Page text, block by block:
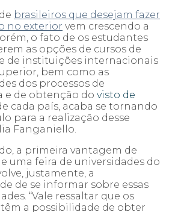
brasileiros que desejam fazer
no exterior vem crescendo a
o fato de os estudantes
as opções de cursos de
de instituições internacionais
bem como as
dos processos de
e de obtenção do visto de
cada país, acaba se tornando
para a realização desse
Fanganiello
a primeira vantagem de
uma feira de universidades do
justamente, a
de se informar sobre essas
“Vale ressaltar que os
a possibilidade de obter